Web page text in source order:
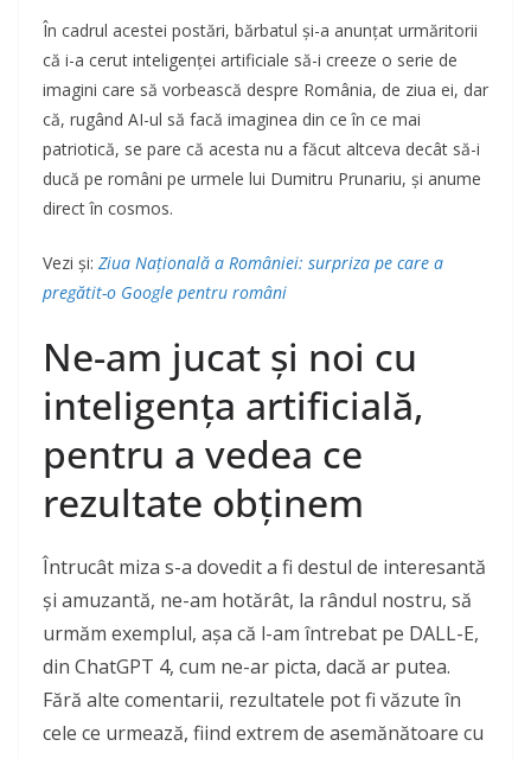
În cadrul acestei postări, bărbatul și-a anunțat urmăritorii
că i-a cerut inteligenței artificiale să-i creeze o serie de
imagini care să vorbească despre România, de ziua ei, dar
că, rugând AI-ul să facă imaginea din ce în ce mai
patriotică, se pare că acesta nu a făcut altceva decât să-i
ducă pe români pe urmele lui Dumitru Prunariu, și anume
direct în cosmos.
Vezi și: Ziua Națională a României: surpriza pe care a
pregătit-o Google pentru români
Ne-am jucat și noi cu
inteligența artificială,
pentru a vedea ce
rezultate obținem
Întrucât miza s-a dovedit a fi destul de interesantă
și amuzantă, ne-am hotărât, la rândul nostru, să
urmăm exemplul, așa că l-am întrebat pe DALL-E,
din ChatGPT 4, cum ne-ar picta, dacă ar putea.
Fără alte comentarii, rezultatele pot fi văzute în
cele ce urmează, fiind extrem de asemănătoare cu